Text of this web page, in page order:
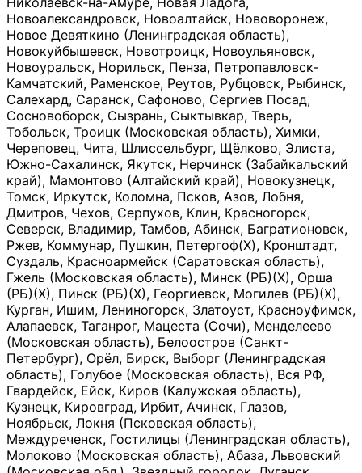
Новоалександровск, Новоалтайск, Нововоронеж,
Новое Девяткино (Ленинградская область),
Новокуйбышевск, Новотроицк, Новоульяновск,
Новоуральск, Норильск, Пенза, Петропавловск-
Камчатский, Раменское, Реутов, Рубцовск, Рыбинск,
Салехард, Саранск, Сафоново, Сергиев Посад,
Сосновоборск, Сызрань, Сыктывкар, Тверь,
Тобольск, Троицк (Московская область), Химки,
Череповец, Чита, Шлиссельбург, Щёлково, Элиста,
Южно-Сахалинск, Якутск, Нерчинск (Забайкальский
край), Мамонтово (Алтайский край), Новокузнецк,
Томск, Иркутск, Коломна, Псков, Азов, Лобня,
Дмитров, Чехов, Серпухов, Клин, Красногорск,
Северск, Владимир, Тамбов, Абинск, Багратионовск,
Ржев, Коммунар, Пушкин, Петергоф(Х), Кронштадт,
Суздаль, Красноармейск (Саратовская область),
Гжель (Московская область), Минск (РБ)(Х), Орша
(РБ)(Х), Пинск (РБ)(Х), Георгиевск, Могилев (РБ)(Х),
Курган, Ишим, Лениногорск, Златоуст, Красноуфимск,
Алапаевск, Таганрог, Мацеста (Сочи), Менделеево
(Московская область), Белоостров (Санкт-
Петербург), Орёл, Бирск, Выборг (Ленинградская
область), Голубое (Московская область), Вся РФ,
Гвардейск, Ейск, Киров (Калужская область),
Кузнецк, Кировград, Ирбит, Ачинск, Глазов,
Ноябрьск, Локня (Псковская область),
Междуреченск, Гостилицы (Ленинградская область),
Молоково (Московская область), Абаза, Львовский